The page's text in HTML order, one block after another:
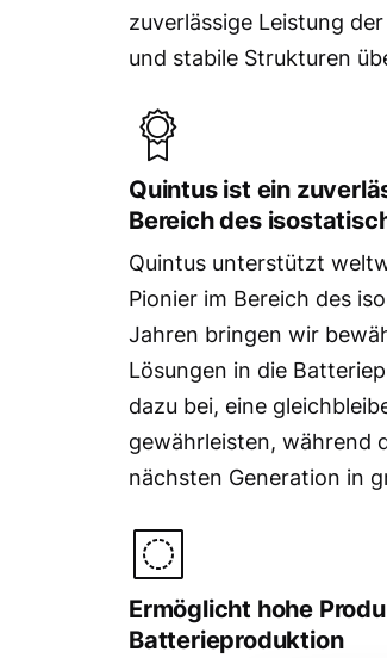
zuverlässige Leistung
und stabile Strukturen
Quintus ist ein
Bereich des
Quintus unterstützt
Pionier im Bereich des
Jahren bringen wir
Lösungen in die
dazu bei, eine
gewährleisten, während
nächsten Generation in
Ermöglicht hohe
Batterieproduktion